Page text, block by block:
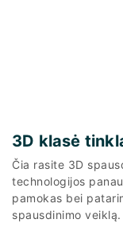
3D klasė
Čia rasite 3D
technologijos
pamokas bei
spausdinimo veiklą.